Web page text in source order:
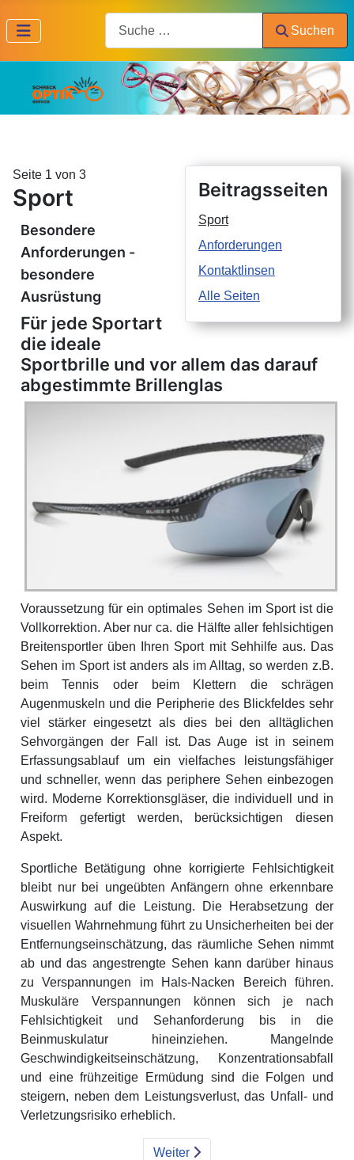
Suchen
Beitragsseiten
Sport
Anforderungen
Kontaktlinsen
Alle Seiten
Seite 1 von 3
Sport
Besondere
Anforderungen -
besondere
Ausrüstung
Für jede Sportart
die ideale
Sportbrille und vor allem das darauf
abgestimmte Brillenglas
Voraussetzung für ein optimales Sehen im Sport ist die
Vollkorrektion. Aber nur ca. die Hälfte aller fehlsichtigen
Breitensportler üben Ihren Sport mit Sehhilfe aus. Das
Sehen im Sport ist anders als im Alltag, so werden z.B.
beim Tennis oder beim Klettern die schrägen
Augenmuskeln und die Peripherie des Blickfeldes sehr
viel stärker eingesetzt als dies bei den alltäglichen
Sehvorgängen der Fall ist. Das Auge ist in seinem
Erfassungsablauf um ein vielfaches leistungsfähiger
und schneller, wenn das periphere Sehen einbezogen
wird. Moderne Korrektionsgläser, die individuell und in
Freiform gefertigt werden, berücksichtigen diesen
Aspekt.
Sportliche Betätigung ohne korrigierte Fehlsichtigkeit
bleibt nur bei ungeübten Anfängern ohne erkennbare
Auswirkung auf die Leistung. Die Herabsetzung der
visuellen Wahrnehmung führt zu Unsicherheiten bei der
Entfernungseinschätzung, das räumliche Sehen nimmt
ab und das angestrengte Sehen kann darüber hinaus
zu Verspannungen im Hals-Nacken Bereich führen.
Muskuläre Verspannungen können sich je nach
Fehlsichtigkeit und Sehanforderung bis in die
Beinmuskulatur hineinziehen. Mangelnde
Geschwindigkeitseinschätzung, Konzentrationsabfall
und eine frühzeitige Ermüdung sind die Folgen und
steigern, neben dem Leistungsverlust, das Unfall- und
Verletzungsrisiko erheblich.
Weiter